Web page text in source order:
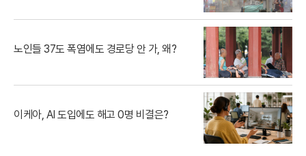
노인들 37도 폭염에도 경로당 안 가, 왜?
이케아, AI 도입에도 해고 0명 비결은?